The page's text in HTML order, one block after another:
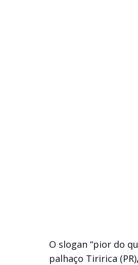
O slogan “pior do
palhaço Tiririca